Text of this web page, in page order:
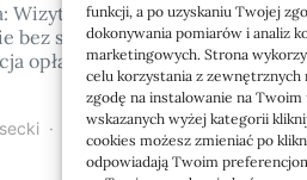
funkcji, a po uzyskaniu Twojej
dokonywania pomiarów i analiz
marketingowych. Strona
celu korzystania z
zgodę na instalowanie na
wskazanych wyżej kategorii
cookies możesz zmieniać po
odpowiadają Twoim
Wizyta u lekarza
bez skierowania to
opłacana…
23/06/2026